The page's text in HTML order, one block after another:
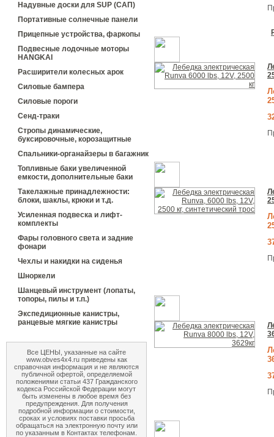
Надувные доски для SUP (САП)
Портативные солнечные панели
Прицепные устройства, фаркопы
Подвесные лодочные моторы
HANGKAI
Расширители колесных арок
Силовые бампера
Силовые пороги
Сенд-траки
Стропы динамические,
буксировочные, корозащитные
Спальники-органайзеры в багажник
Топливные баки увеличенной
емкости, дополнительные баки
Такелажные принадлежности:
блоки, шаклы, крюки и т.д.
Усиленная подвеска и лифт-
комплекты
Фары головного света и задние
фонари
Чехлы и накидки на сиденья
Шноркели
Шанцевый инструмент (лопаты,
топоры, пилы и т.п.)
Экспедиционные канистры,
ранцевые мягкие канистры
Все ЦЕНЫ, указанные на сайте
www.obves4x4.ru приведены как
справочная информация и не являются
публичной офертой, определяемой
положениями статьи 437 Гражданского
кодекса Российской Федерации могут
быть изменены в любое время без
предупреждения. Для получения
подробной информации о стоимости,
сроках и условиях поставки просьба
обращаться на электронную почту или
по указанным в Контактах телефонам.